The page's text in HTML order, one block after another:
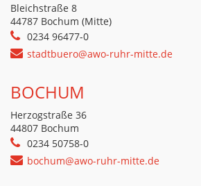
Bleichstraße 8
44787 Bochum (Mitte)
0234 96477-0
stadtbuero@awo-ruhr-mitte.de
BOCHUM
Herzogstraße 36
44807 Bochum
0234 50758-0
bochum@awo-ruhr-mitte.de